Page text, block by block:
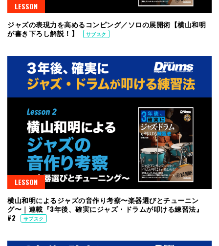
LESSON
ジャズの表現力を高めるコンピング／ソロの展開術【横山和明
が書き下ろし解説！】
サブスク
LESSON
横山和明によるジャズの音作り考察〜楽器選びとチューニン
グ〜｜連載『3年後、確実にジャズ・ドラムが叩ける練習法』
#2
サブスク